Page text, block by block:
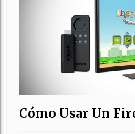
Cómo Usar Un